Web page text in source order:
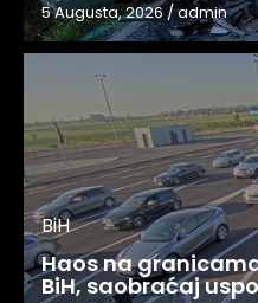
5 Augusta, 2026/admin
BiH
Haos na
BiH, saobraćaj